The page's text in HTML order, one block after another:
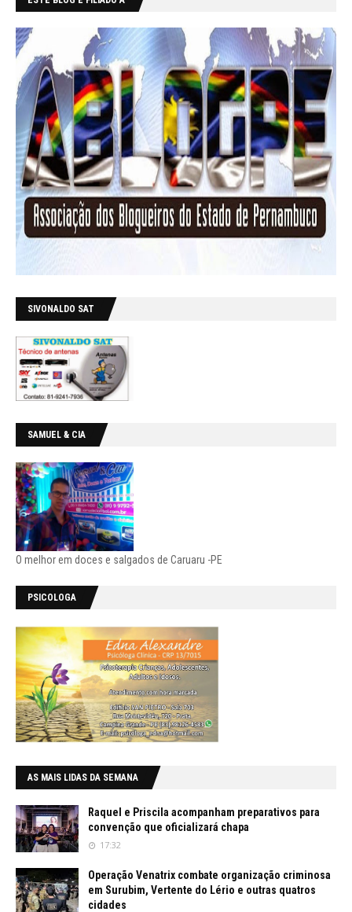
SIVONALDO SAT
SAMUEL & CIA
O melhor em doces e salgados de Caruaru -PE
PSICOLOGA
AS MAIS LIDAS DA SEMANA
Raquel e Priscila acompanham preparativos para
convenção que oficializará chapa
17:32
Operação Venatrix combate organização criminosa
em Surubim, Vertente do Lério e outras quatros
cidades